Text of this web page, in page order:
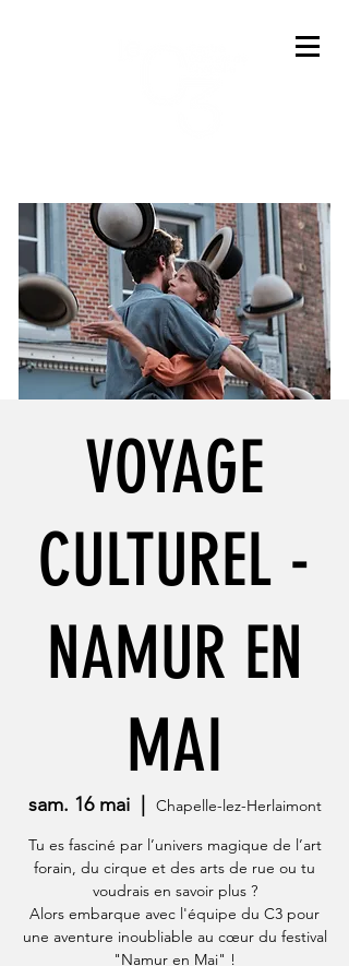
VOYAGE
CULTUREL -
NAMUR EN
MAI
sam. 16 mai
  |
Chapelle-lez-Herlaimont
Tu es fasciné par l’univers magique de l’art
forain, du cirque et des arts de rue ou tu
voudrais en savoir plus ?
Alors embarque avec l'équipe du C3 pour
une aventure inoubliable au cœur du festival